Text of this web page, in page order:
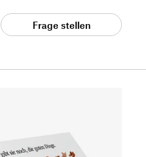
Frage stellen